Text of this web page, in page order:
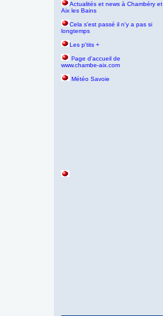
Actualités et news à Chambéry et
Aix les Bains
Cela s'est passé il n'y a pas si
longtemps
Les p'tits +
Page d'accueil de
www.chambe-aix.com
Météo Savoie